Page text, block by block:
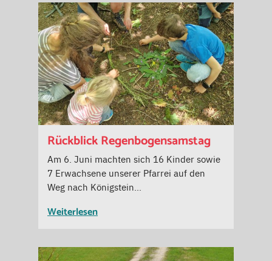
Rückblick Regenbogensamstag
Am 6. Juni machten sich 16 Kinder sowie
7 Erwachsene unserer Pfarrei auf den
Weg nach Königstein…
Weiterlesen